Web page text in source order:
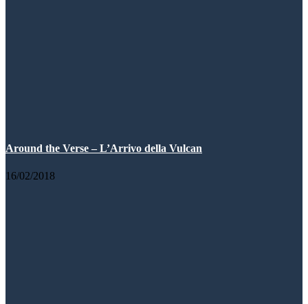
Around the Verse – L’Arrivo della Vulcan
16/02/2018